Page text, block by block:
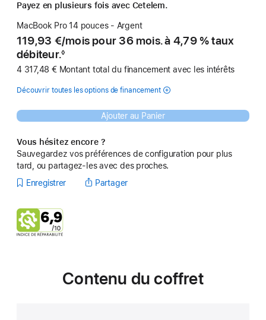
Payez en plusieurs fois avec Cetelem.
MacBook Pro 14 pouces - Argent
119,93 €/par
mois pour 36 mois. à 4,79 % taux
débiteur.
de
page
◊
4 317,48 € Montant total du financement avec les intérêts
Découvrir toutes les options de financement
Ajouter au Panier
Vous hésitez encore ?
Sauvegardez vos préférences de configuration pour plus
tard, ou partagez-les avec des proches.
Enregistrer
Partager
Contenu du coffret